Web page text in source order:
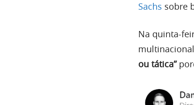
Sachs sobre
Na quinta-
ou tática”